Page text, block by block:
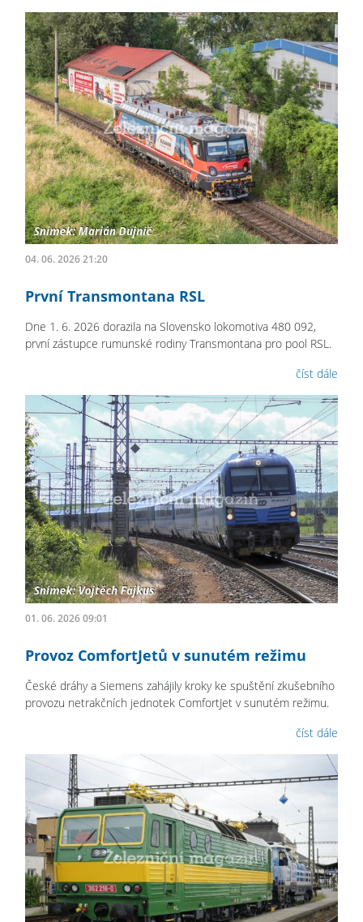
04. 06. 2026 21:20
První Transmontana RSL
Dne 1. 6. 2026 dorazila na Slovensko lokomotiva 480 092,
první zástupce rumunské rodiny Transmontana pro pool RSL.
číst dále
01. 06. 2026 09:01
Provoz ComfortJetů v sunutém režimu
České dráhy a Siemens zahájily kroky ke spuštění zkušebního
provozu netrakčních jednotek ComfortJet v sunutém režimu.
číst dále